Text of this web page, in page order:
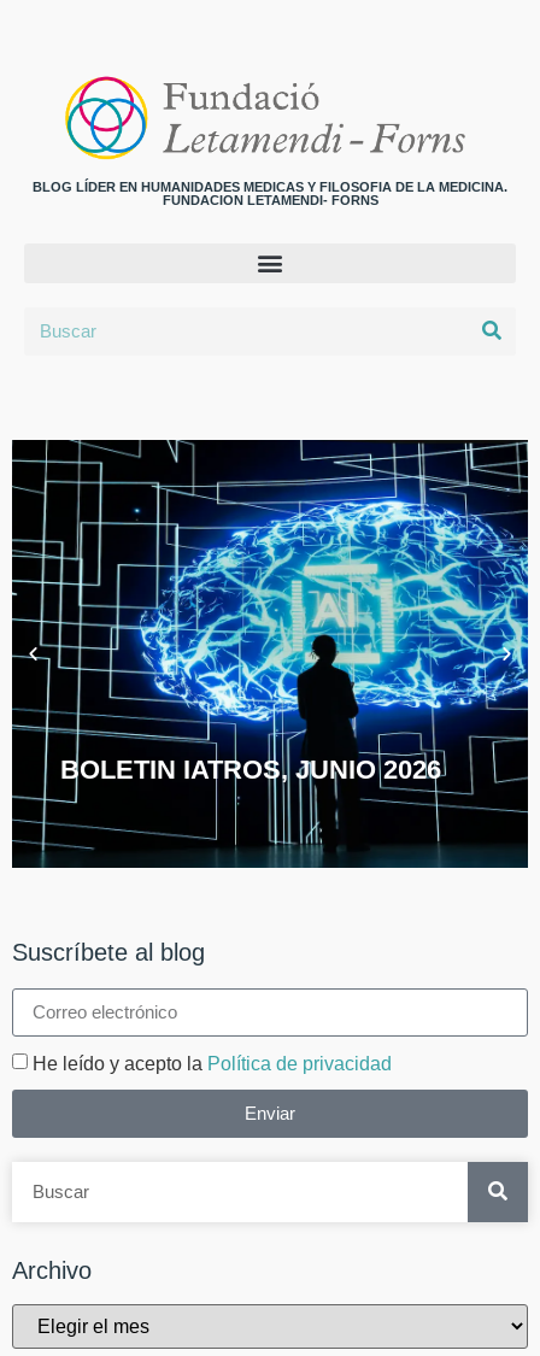
BLOG LÍDER EN HUMANIDADES MEDICAS Y FILOSOFIA DE LA MEDICINA.
FUNDACION LETAMENDI- FORNS
BOLETIN IATROS, JUNIO 2026
Suscríbete al blog
He leído y acepto la Política de privacidad
Enviar
Archivo